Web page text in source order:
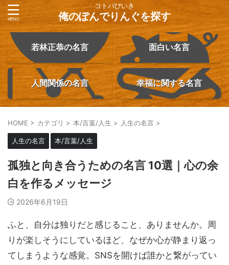
コトバびいき
俺のぽんでりんぐを探す
若林正恭の名言 面白い名言
人間関係の名言 幸福に関する名言
HOME > カテゴリ > 本/言葉/人生 > 人生の名言 >
人生の名言 本/言葉/人生
孤独と向き合うための名言 10選｜心の余
白を作るメッセージ
2026年6月19日
ふと、自分は独りだと感じること、ありませんか。周
りが楽しそうにしているほど、なぜか心が静まり返っ
てしまうような感覚。SNSを開けば誰かと繋がってい